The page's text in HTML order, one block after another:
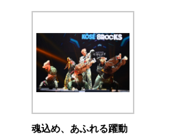
魂込め、あふれる躍動